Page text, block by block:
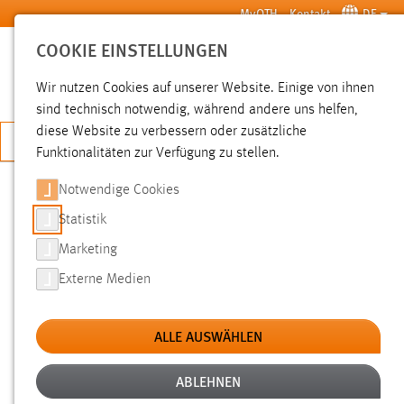
Zum Hauptinhalt springen MyOTH Kontakt DE
SUCHE
JETZT BEWERBEN
Hochschule Aktuelles News der OTH Amberg-Weiden
NEWS
Filter
COOKIE EINSTELLUNGEN
Wir nutzen Cookies auf unserer Website. Einige von ihnen
sind technisch notwendig, während andere uns helfen,
diese Website zu verbessern oder zusätzliche
Funktionalitäten zur Verfügung zu stellen.
Notwendige Cookies
Statistik
Marketing
Externe Medien
ALLE AUSWÄHLEN
ABLEHNEN